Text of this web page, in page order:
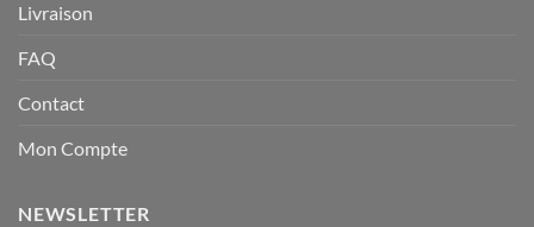
Livraison
FAQ
Contact
Mon Compte
NEWSLETTER